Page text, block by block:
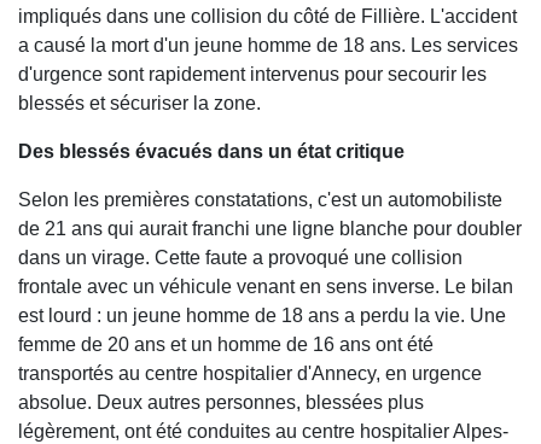
impliqués dans une collision du côté de Fillière. L'accident
a causé la mort d'un jeune homme de 18 ans. Les services
d'urgence sont rapidement intervenus pour secourir les
blessés et sécuriser la zone.
Des blessés évacués dans un état critique
Selon les premières constatations, c'est un automobiliste
de 21 ans qui aurait franchi une ligne blanche pour doubler
dans un virage. Cette faute a provoqué une collision
frontale avec un véhicule venant en sens inverse. Le bilan
est lourd : un jeune homme de 18 ans a perdu la vie. Une
femme de 20 ans et un homme de 16 ans ont été
transportés au centre hospitalier d'Annecy, en urgence
absolue. Deux autres personnes, blessées plus
légèrement, ont été conduites au centre hospitalier Alpes-